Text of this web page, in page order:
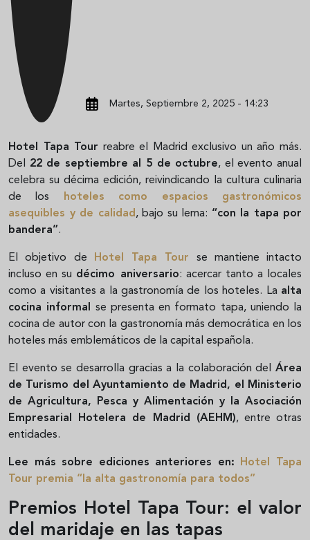
Martes, Septiembre 2, 2025 - 14:23
Hotel Tapa Tour reabre el Madrid exclusivo un año más.
Del 22 de septiembre al 5 de octubre, el evento anual
celebra su décima edición, reivindicando la cultura culinaria
de los hoteles como espacios gastronómicos
asequibles y de calidad, bajo su lema: “con la tapa por
bandera”.
El objetivo de Hotel Tapa Tour se mantiene intacto
incluso en su décimo aniversario: acercar tanto a locales
como a visitantes a la gastronomía de los hoteles. La alta
cocina informal
se presenta en formato tapa, uniendo la
cocina de autor con la gastronomía más democrática en los
hoteles más emblemáticos de la capital española.
El evento se desarrolla gracias a la colaboración del Área
de Turismo del Ayuntamiento de Madrid, el Ministerio
de Agricultura, Pesca y Alimentación y la Asociación
Empresarial Hotelera de Madrid (AEHM), entre otras
entidades.
Lee más sobre ediciones anteriores en:
Hotel Tapa
Tour premia “la alta gastronomía para todos”
Premios Hotel Tapa Tour: el valor
del maridaje en las tapas